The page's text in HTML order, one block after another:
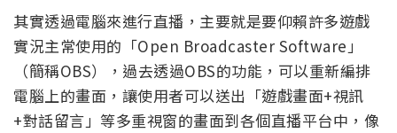
其實透過電腦來進行直播，主要就是要仰賴許多遊戲
實況主常使用的「Open Broadcaster Software」
（簡稱OBS），過去透過OBS的功能，可以重新編排
電腦上的畫面，讓使用者可以送出「遊戲畫面+視訊
+對話留言」等多重視窗的畫面到各個直播平台中，像